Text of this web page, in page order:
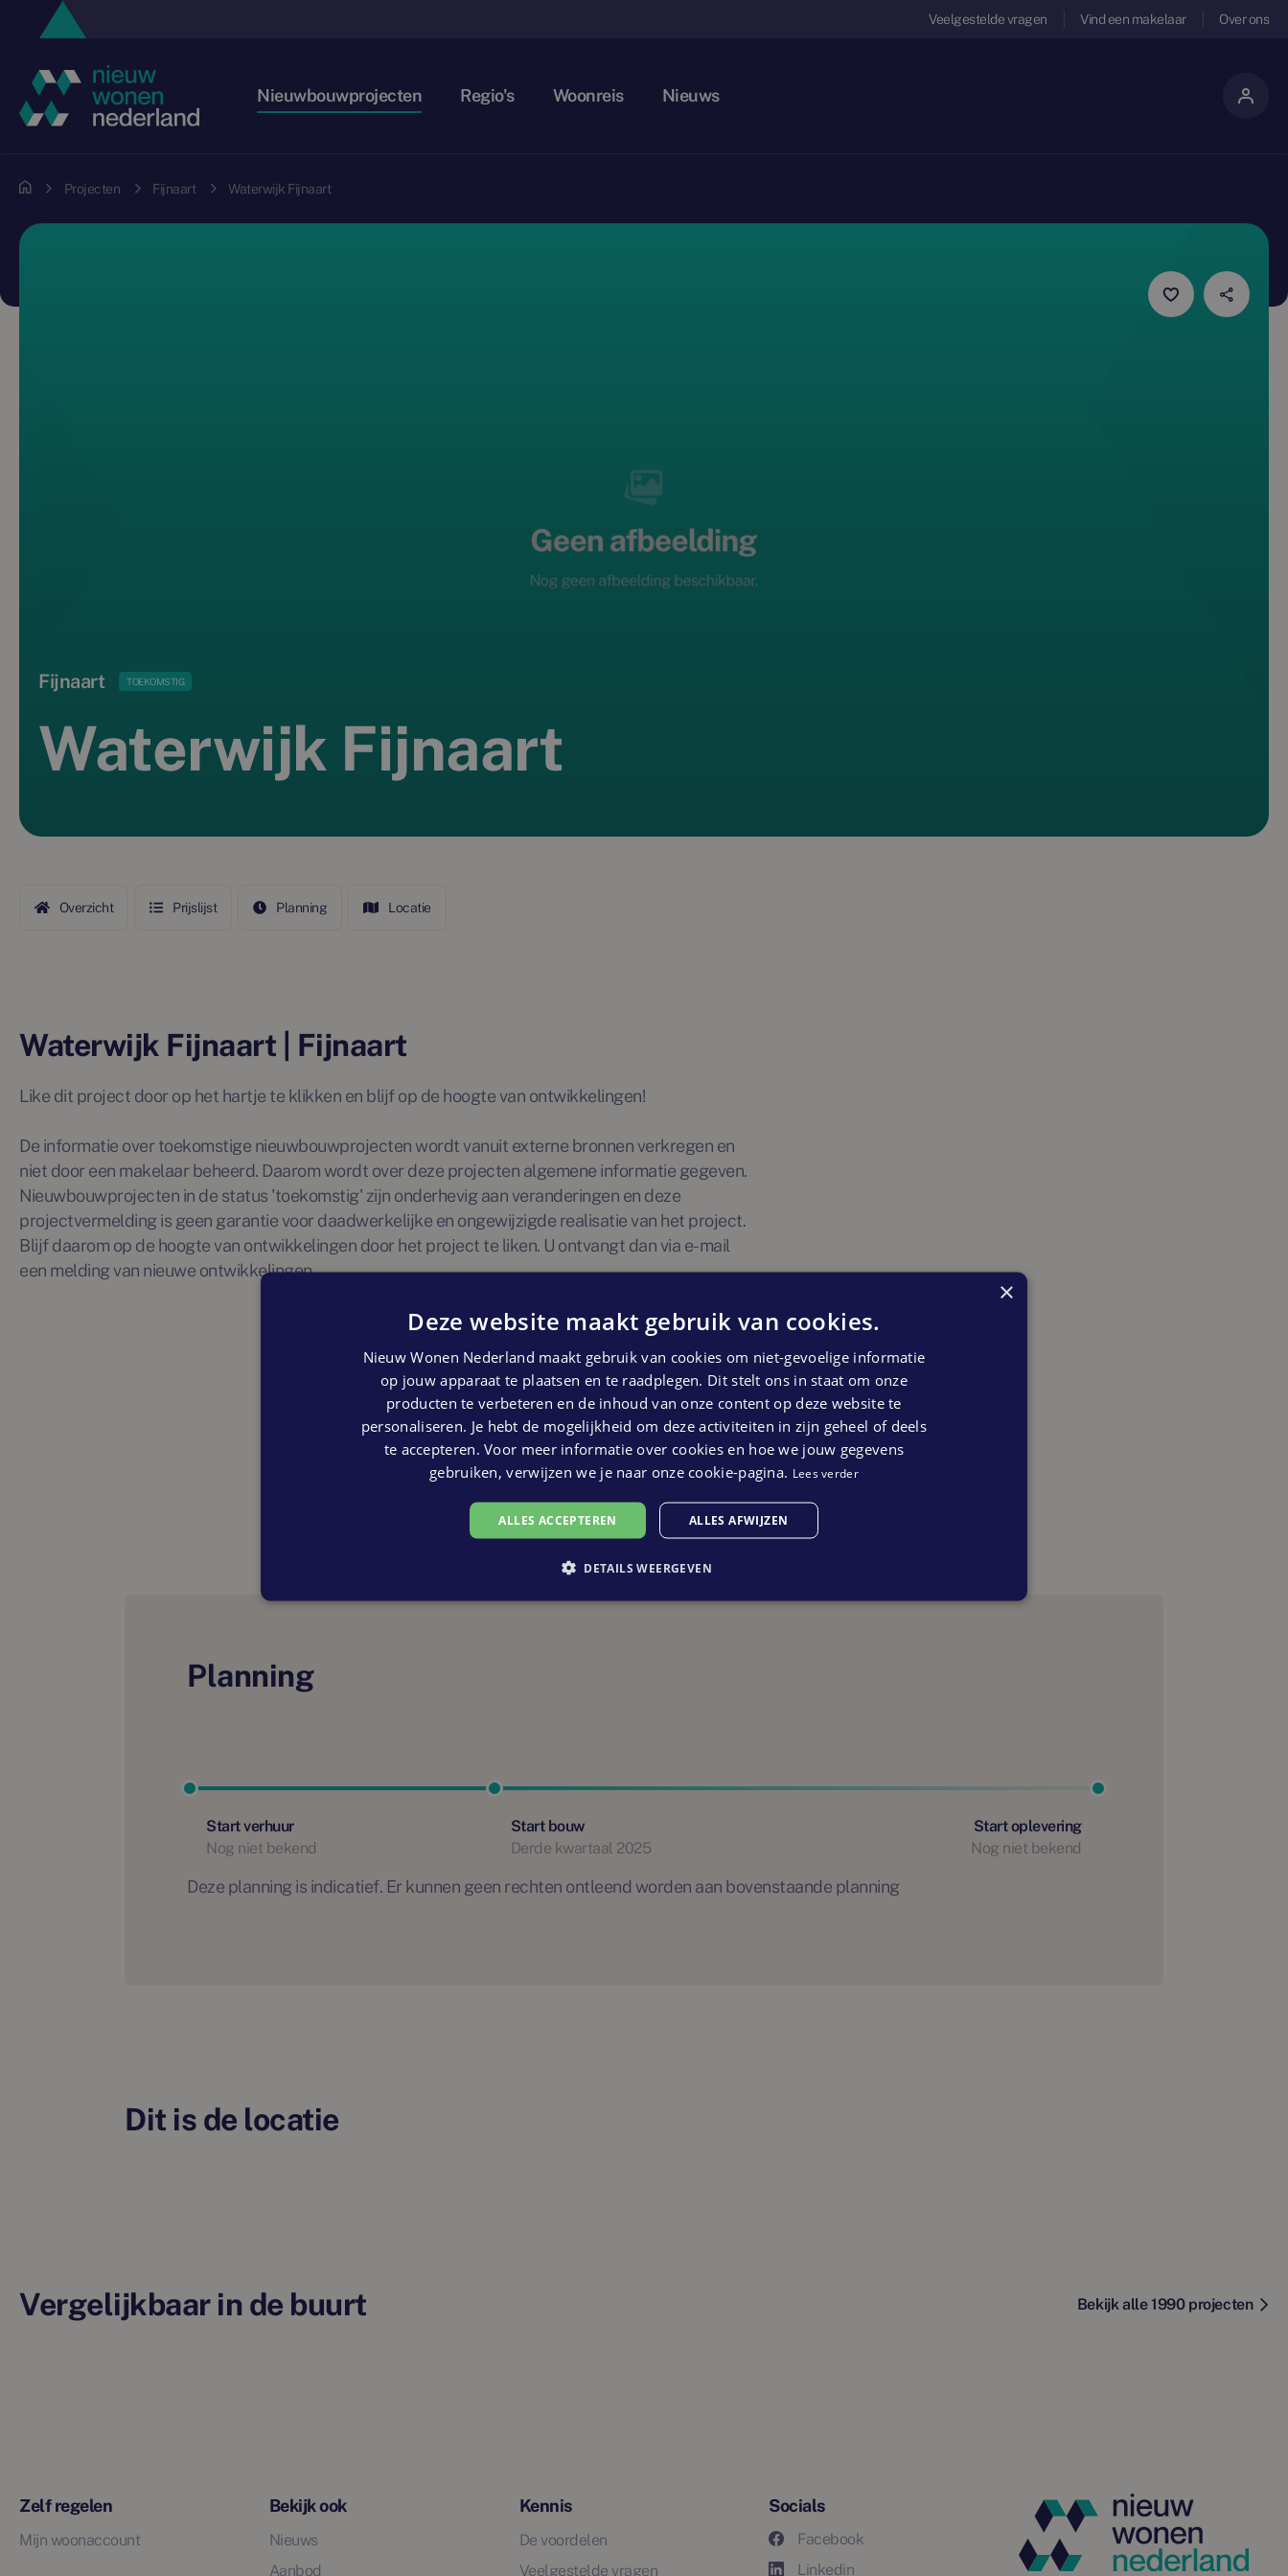
Veelgestelde vragen Vind een makelaar Over ons
Nieuwbouwprojecten Regio's Woonreis Nieuws
Projecten Fijnaart Waterwijk Fijnaart
Fijnaart TOEKOMSTIG
Waterwijk Fijnaart
Overzicht Prijslijst Planning Locatie
Waterwijk Fijnaart | Fijnaart
Like dit project door op het hartje te klikken en blijf op de hoogte van ontwikkelingen!
De informatie over toekomstige nieuwbouwprojecten wordt vanuit externe bronnen verkregen en
niet door een makelaar beheerd. Daarom wordt over deze projecten algemene informatie gegeven.
Nieuwbouwprojecten in de status 'toekomstig' zijn onderhevig aan veranderingen en deze
projectvermelding is geen garantie voor daadwerkelijke en ongewijzigde realisatie van het project.
Blijf daarom op de hoogte van ontwikkelingen door het project te liken. U ontvangt dan via e-mail
een melding van nieuwe ontwikkelingen.
Planning
Start verhuur
Nog niet bekend
Start bouw
Derde kwartaal 2025
Start oplevering
Nog niet bekend
Deze planning is indicatief. Er kunnen geen rechten ontleend worden aan bovenstaande planning
Dit is de locatie
Vergelijkbaar in de buurt Bekijk alle 1990 projecten
Zelf regelen
Mijn woonaccount
Bekijk ook
Nieuws
Aanbod
Kennis
De voordelen
Veelgestelde vragen
Socials
Facebook
Linkedin
×
Deze website maakt gebruik van cookies.
Nieuw Wonen Nederland maakt gebruik van cookies om niet-gevoelige informatie
op jouw apparaat te plaatsen en te raadplegen. Dit stelt ons in staat om onze
producten te verbeteren en de inhoud van onze content op deze website te
personaliseren. Je hebt de mogelijkheid om deze activiteiten in zijn geheel of deels
te accepteren. Voor meer informatie over cookies en hoe we jouw gegevens
gebruiken, verwijzen we je naar onze cookie-pagina. Lees verder
ALLES ACCEPTEREN ALLES AFWIJZEN
DETAILS WEERGEVEN